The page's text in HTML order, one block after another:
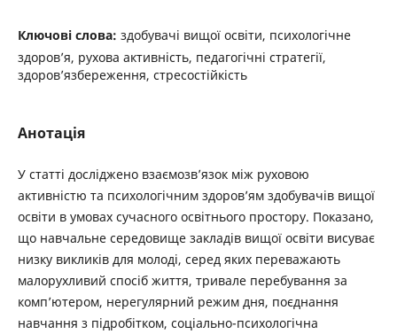
Ключові слова: здобувачі вищої освіти, психологічне
здоров’я, рухова активність, педагогічні стратегії,
здоров’язбереження, стресостійкість
Анотація
У статті досліджено взаємозв’язок між руховою
активністю та психологічним здоров’ям здобувачів вищої
освіти в умовах сучасного освітнього простору. Показано,
що навчальне середовище закладів вищої освіти висуває
низку викликів для молоді, серед яких переважають
малорухливий спосіб життя, тривале перебування за
комп’ютером, нерегулярний режим дня, поєднання
навчання з підробітком, соціально-психологічна